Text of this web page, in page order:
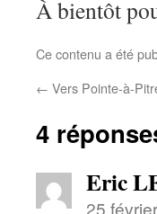
À bientôt
Ce contenu a été
← Vers Pointe-à-
4
Eric
25